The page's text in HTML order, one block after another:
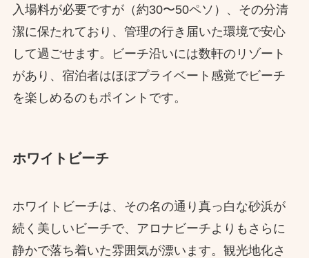
入場料が必要ですが（約30〜50ペソ）、その分清
潔に保たれており、管理の行き届いた環境で安心
して過ごせます。ビーチ沿いには数軒のリゾート
があり、宿泊者はほぼプライベート感覚でビーチ
を楽しめるのもポイントです。
ホワイトビーチ
ホワイトビーチは、その名の通り真っ白な砂浜が
続く美しいビーチで、アロナビーチよりもさらに
静かで落ち着いた雰囲気が漂います。観光地化さ